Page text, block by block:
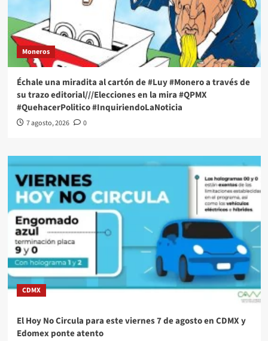
Moneros
Échale una miradita al cartón de #Luy #Monero a través de
su trazo editorial///Elecciones en la mira #QPMX
#QuehacerPolitico #InquiriendoLaNoticia
7 agosto, 2026 0
CDMX
El Hoy No Circula para este viernes 7 de agosto en CDMX y
Edomex ponte atento